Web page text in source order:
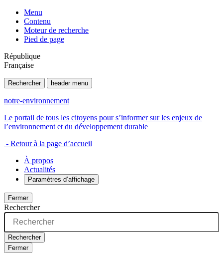
Menu
Contenu
Moteur de recherche
Pied de page
République
Française
Rechercher header menu
notre-environnement
Le portail de tous les citoyens pour s’informer sur les enjeux de
l’environnement et du développement durable
- Retour à la page d’accueil
À propos
Actualités
Paramètres d’affichage
Fermer
Rechercher
Rechercher
Fermer